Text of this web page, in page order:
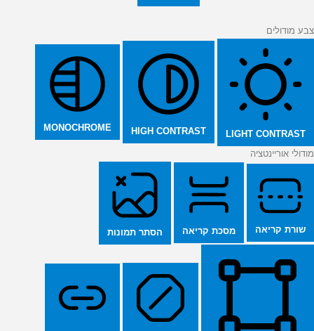
צבע מודולים
LIGHT CONTRAST
HIGH CONTRAST
MONOCHROME
מודולי אוריינטציה
שורת קריאה מסכת קריאה הסתר תמונות